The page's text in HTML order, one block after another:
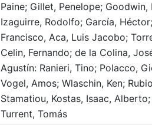
Paine; Gillet, Penelope; Goodwin,
Izaguirre, Rodolfo; García,
Francisco, Aca, Luis Jacobo;
Celin, Fernando; de la Colina,
Agustín: Ranieri, Tino; Polacco,
Vogel, Amos; Wlaschin, Ken;
Stamatiou, Kostas, Isaac,
Turrent, Tomás